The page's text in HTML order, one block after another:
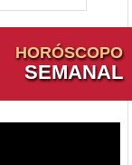
HORÓSCOPO
SEMANAL